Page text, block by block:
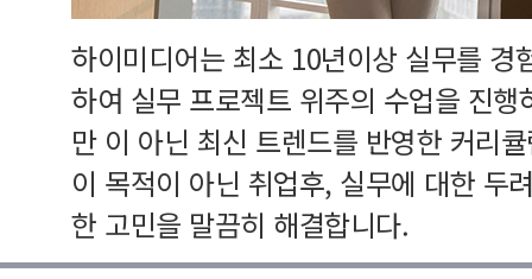
하이미디어는 최소 10년이상 실무를 경
하여 실무 프로젝트 위주의 수업을 진
만 이 아닌 최신 트렌드를 반영한 커리
이 목적이 아닌 취업후, 실무에 대한 두
한 고민을 말끔히 해결합니다.